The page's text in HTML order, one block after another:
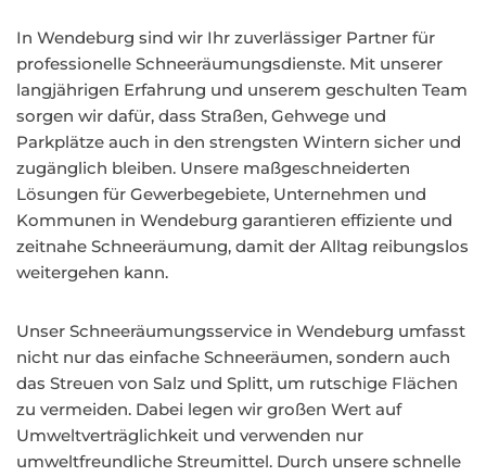
In Wendeburg sind wir Ihr zuverlässiger Partner für
professionelle Schneeräumungsdienste. Mit unserer
langjährigen Erfahrung und unserem geschulten Team
sorgen wir dafür, dass Straßen, Gehwege und
Parkplätze auch in den strengsten Wintern sicher und
zugänglich bleiben. Unsere maßgeschneiderten
Lösungen für Gewerbegebiete, Unternehmen und
Kommunen in Wendeburg garantieren effiziente und
zeitnahe Schneeräumung, damit der Alltag reibungslos
weitergehen kann.
Unser Schneeräumungsservice in Wendeburg umfasst
nicht nur das einfache Schneeräumen, sondern auch
das Streuen von Salz und Splitt, um rutschige Flächen
zu vermeiden. Dabei legen wir großen Wert auf
Umweltverträglichkeit und verwenden nur
umweltfreundliche Streumittel. Durch unsere schnelle